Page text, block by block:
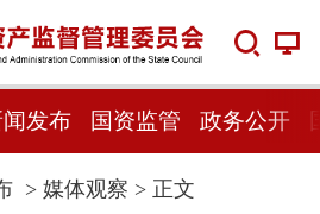
闻发布 国资监管 政务公开
> 媒体观察 > 正文